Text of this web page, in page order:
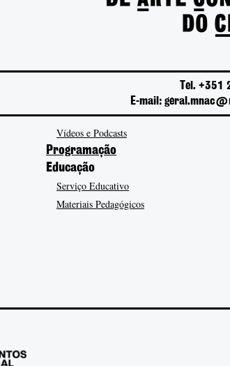
Tel.
E-mail:
Vídeos e Podcasts
Programação
Educação
Serviço Educativo
Materiais Pedagógicos